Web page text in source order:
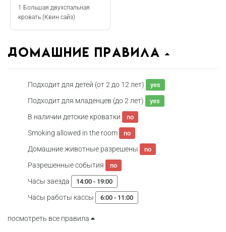
1 Большая двухспальная
кровать (Квин сайз)
домашние правила
Подходит для детей (от 2 до 12 лет) yes
Подходит для младенцев (до 2 лет) yes
В наличии детские кроватки no
Smoking allowed in the room no
Домашние животные разрешены no
Разрешенные события no
Часы заезда 14:00 - 19:00
Часы работы кассы 6:00 - 11:00
посмотреть все правила